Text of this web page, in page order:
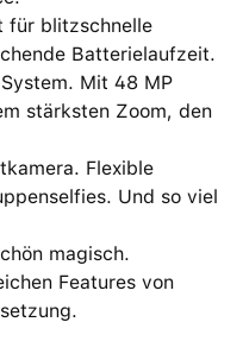
für blitzschnelle
Batterielaufzeit.
Mit 48 MP
stärksten Zoom, den
Flexible
Und so viel
magisch.
Features von